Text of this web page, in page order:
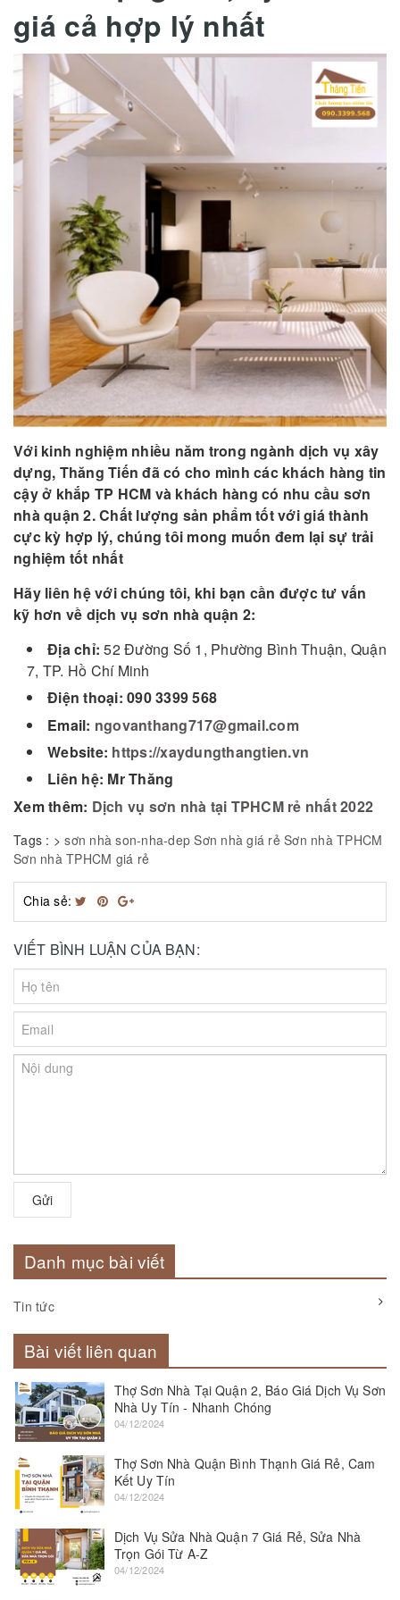
giá cả hợp lý nhất
Với kinh nghiệm nhiều năm trong ngành dịch vụ xây
dựng, Thăng Tiến đã có cho mình các khách hàng tin
cậy ở khắp TP HCM và khách hàng có nhu cầu sơn
nhà quận 2. Chất lượng sản phẩm tốt với giá thành
cực kỳ hợp lý, chúng tôi mong muốn đem lại sự trải
nghiệm tốt nhất
Hãy liên hệ với chúng tôi, khi bạn cần được tư vấn
kỹ hơn về dịch vụ sơn nhà quận 2:
Địa chỉ:52 Đường Số 1, Phường Bình Thuận, Quận
7, TP. Hồ Chí Minh
Điện thoại: 090 3399 568
Email: ngovanthang717@gmail.com
Website: https://xaydungthangtien.vn
Liên hệ: Mr Thăng
Xem thêm: Dịch vụ sơn nhà tại TPHCM rẻ nhất 2022
Tags : >sơn nhà son-nha-dep Sơn nhà giá rẻ Sơn nhà TPHCM
Sơn nhà TPHCM giá rẻ
Chia sẻ:
VIẾT BÌNH LUẬN CỦA BẠN:
Gửi
Danh mục bài viết
Tin tức
Bài viết liên quan
Thợ Sơn Nhà Tại Quận 2, Báo Giá Dịch Vụ Sơn
Nhà Uy Tín - Nhanh Chóng
04/12/2024
Thợ Sơn Nhà Quận Bình Thạnh Giá Rẻ, Cam
Kết Uy Tín
04/12/2024
Dịch Vụ Sửa Nhà Quận 7 Giá Rẻ, Sửa Nhà
Trọn Gói Từ A-Z
04/12/2024